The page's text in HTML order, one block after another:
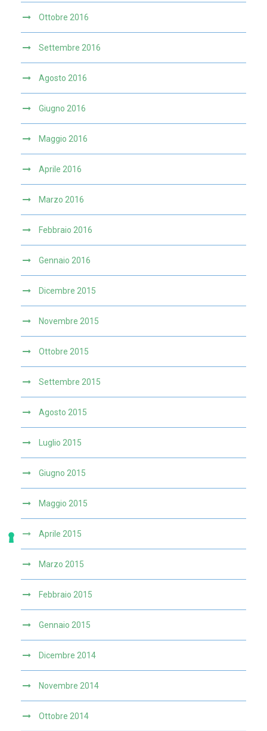
Ottobre 2016
Settembre 2016
Agosto 2016
Giugno 2016
Maggio 2016
Aprile 2016
Marzo 2016
Febbraio 2016
Gennaio 2016
Dicembre 2015
Novembre 2015
Ottobre 2015
Settembre 2015
Agosto 2015
Luglio 2015
Giugno 2015
Maggio 2015
Aprile 2015
Marzo 2015
Febbraio 2015
Gennaio 2015
Dicembre 2014
Novembre 2014
Ottobre 2014